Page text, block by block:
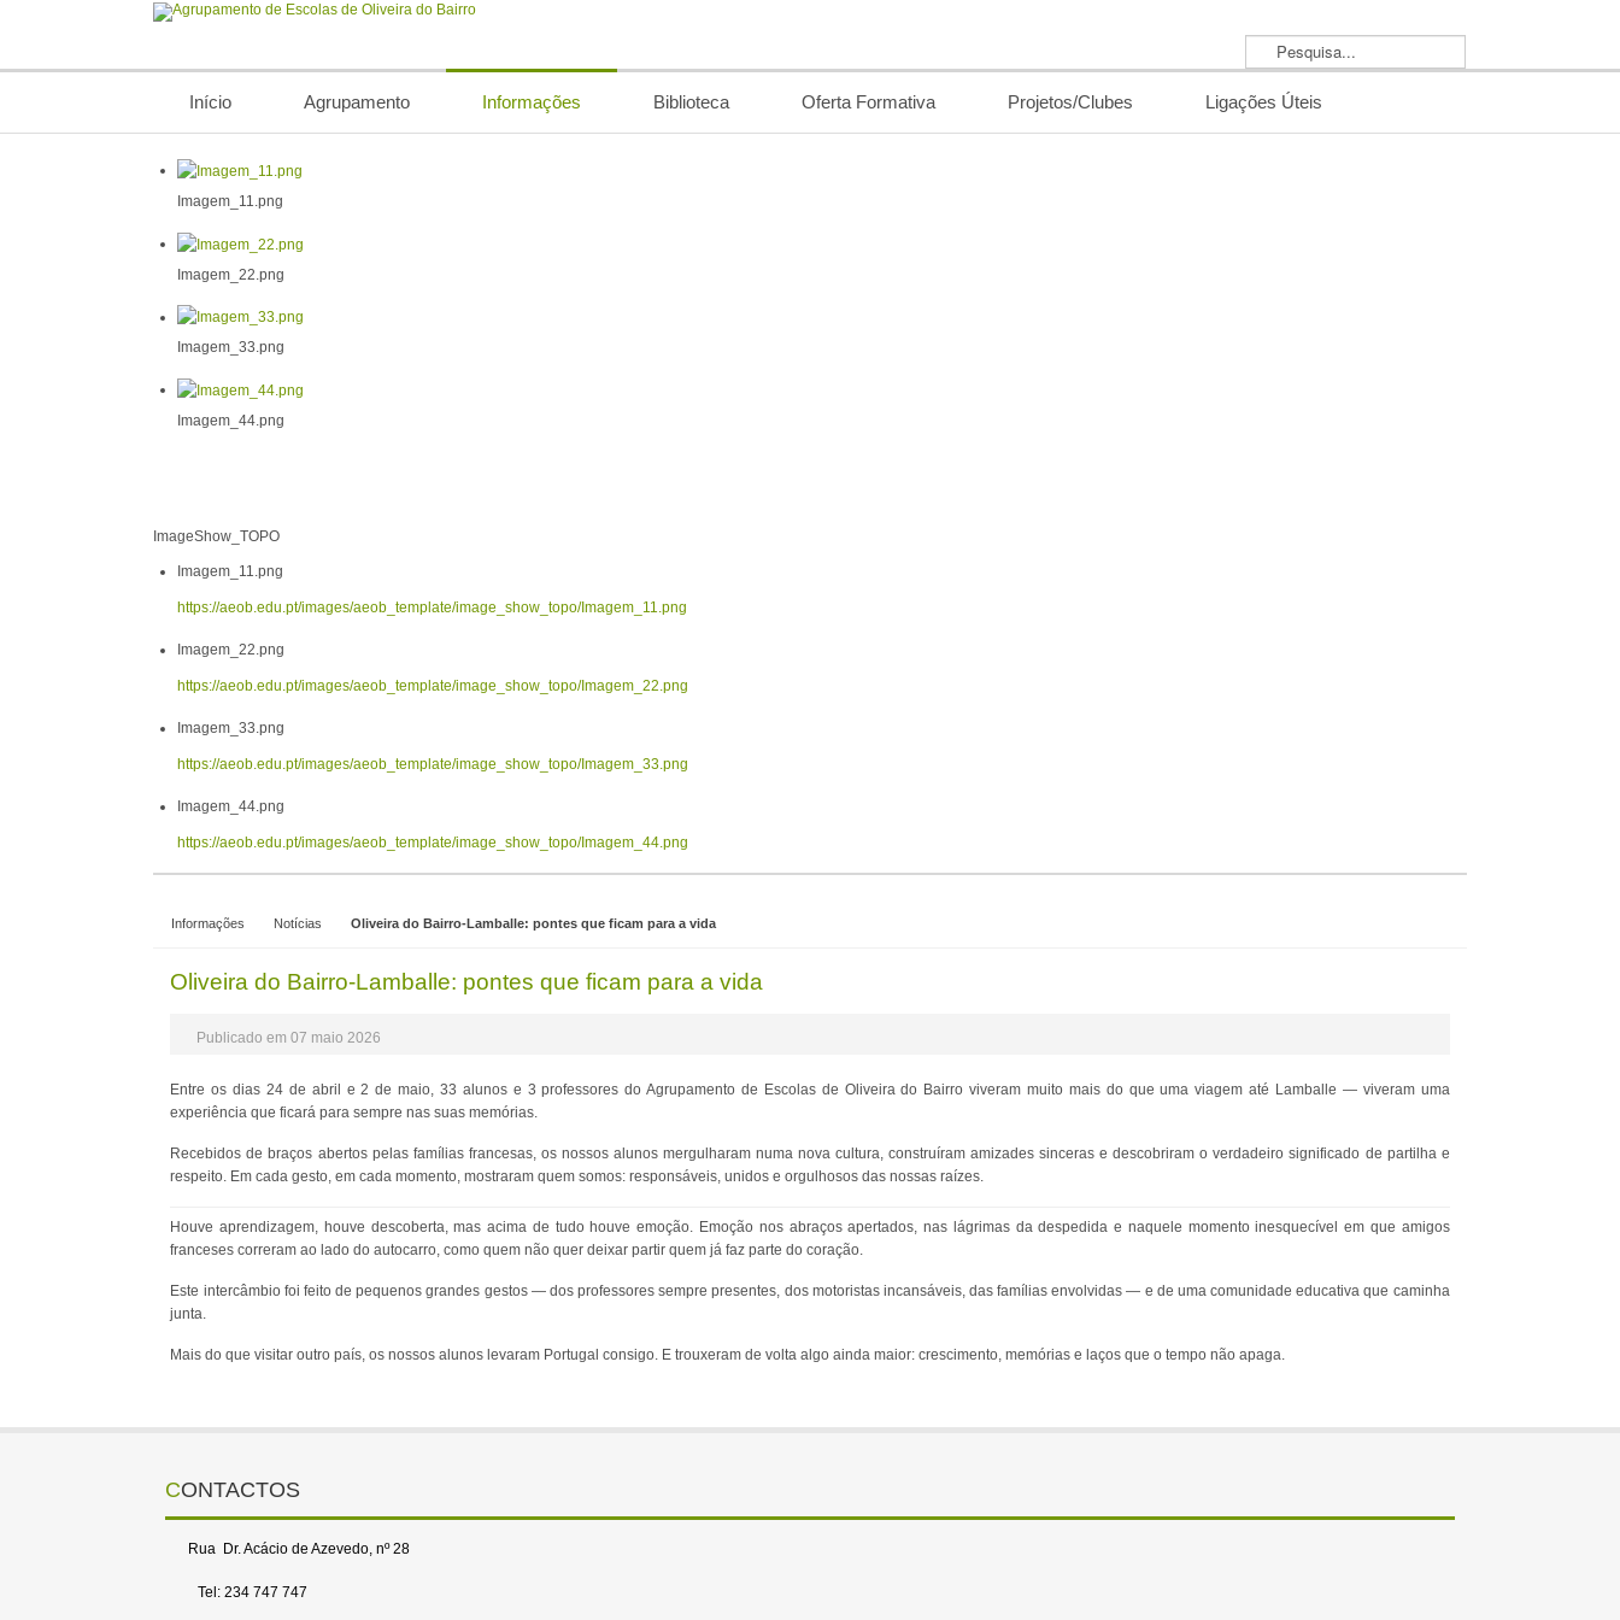
Pesquisa...
Início Agrupamento Informações Biblioteca Oferta Formativa Projetos/Clubes Ligações Úteis
Imagem_11.png
Imagem_22.png
Imagem_33.png
Imagem_44.png
ImageShow_TOPO
Imagem_11.png
https://aeob.edu.pt/images/aeob_template/image_show_topo/Imagem_11.png
Imagem_22.png
https://aeob.edu.pt/images/aeob_template/image_show_topo/Imagem_22.png
Imagem_33.png
https://aeob.edu.pt/images/aeob_template/image_show_topo/Imagem_33.png
Imagem_44.png
https://aeob.edu.pt/images/aeob_template/image_show_topo/Imagem_44.png
Informações Notícias Oliveira do Bairro-Lamballe: pontes que ficam para a vida
Oliveira do Bairro-Lamballe: pontes que ficam para a vida
Publicado em 07 maio 2026
Entre os dias 24 de abril e 2 de maio, 33 alunos e 3 professores do Agrupamento de Escolas de Oliveira do Bairro viveram muito mais do que uma viagem até Lamballe — viveram uma
experiência que ficará para sempre nas suas memórias.
Recebidos de braços abertos pelas famílias francesas, os nossos alunos mergulharam numa nova cultura, construíram amizades sinceras e descobriram o verdadeiro significado de partilha e
respeito. Em cada gesto, em cada momento, mostraram quem somos: responsáveis, unidos e orgulhosos das nossas raízes.
Houve aprendizagem, houve descoberta, mas acima de tudo houve emoção. Emoção nos abraços apertados, nas lágrimas da despedida e naquele momento inesquecível em que amigos
franceses correram ao lado do autocarro, como quem não quer deixar partir quem já faz parte do coração.
Este intercâmbio foi feito de pequenos grandes gestos — dos professores sempre presentes, dos motoristas incansáveis, das famílias envolvidas — e de uma comunidade educativa que caminha
junta.
Mais do que visitar outro país, os nossos alunos levaram Portugal consigo. E trouxeram de volta algo ainda maior: crescimento, memórias e laços que o tempo não apaga.
CONTACTOS
Rua Dr. Acácio de Azevedo, nº 28
Tel: 234 747 747